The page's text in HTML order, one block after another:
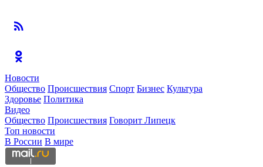
Новости
Общество Происшествия Спорт Бизнес Культура
Здоровье Политика
Видео
Общество Происшествия Говорит Липецк
Топ новости
В России В мире